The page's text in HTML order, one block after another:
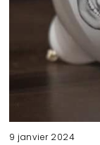
9 janvier 2024